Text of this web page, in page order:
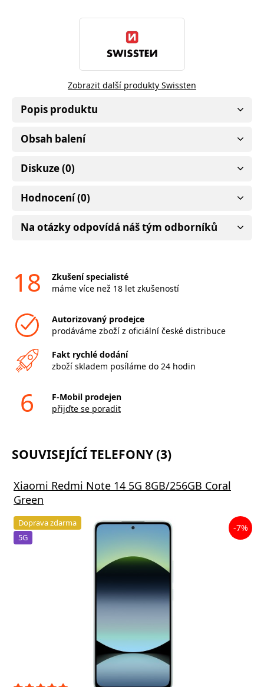
Zobrazit další produkty Swissten
Popis produktu
Obsah balení
Diskuze (0)
Hodnocení (0)
Na otázky odpovídá náš tým odborníků
18
Zkušení specialisté
máme více než 18 let zkušeností
Autorizovaný prodejce
prodáváme zboží z oficiální české distribuce
Fakt rychlé dodání
zboží skladem posíláme do 24 hodin
6
F-Mobil prodejen
přijďte se poradit
SOUVISEJÍCÍ TELEFONY (3)
Xiaomi Redmi Note 14 5G 8GB/256GB Coral
Green
Doprava zdarma
5G
-7%